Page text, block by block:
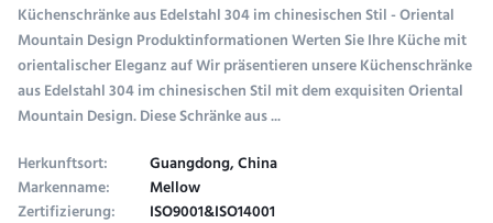
Küchenschränke aus Edelstahl 304 im chinesischen Stil - Oriental
Mountain Design Produktinformationen Werten Sie Ihre Küche mit
orientalischer Eleganz auf Wir präsentieren unsere Küchenschränke
aus Edelstahl 304 im chinesischen Stil mit dem exquisiten Oriental
Mountain Design. Diese Schränke aus ...
Herkunftsort:
Guangdong, China
Markenname: Mellow
Zertifizierung: ISO9001&ISO14001